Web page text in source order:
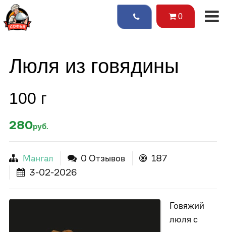
0
Люля из говядины
100 г
280руб.
Мангал 0 Отзывов
187
3-02-2026
Говяжий
люля с